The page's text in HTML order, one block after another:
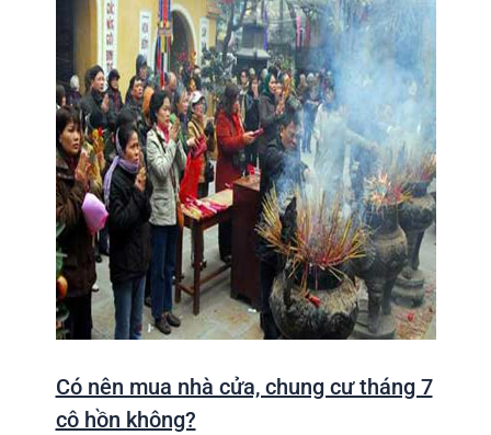
Có nên mua nhà cửa, chung cư tháng 7
cô hồn không?